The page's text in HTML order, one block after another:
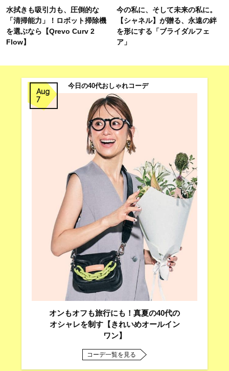
水拭きも吸引力も、圧倒的な
「清掃能力」！ロボット掃除機
を選ぶなら【Qrevo Curv 2
Flow】
今の私に、そして未来の私に。
【シャネル】が贈る、永遠の絆
を形にする「ブライダルフェ
ア」
Aug
7
今日の40代おしゃれコーデ
オンもオフも旅行にも！真夏の40代の
オシャレを制す【きれいめオールイン
ワン】
コーデ一覧を見る